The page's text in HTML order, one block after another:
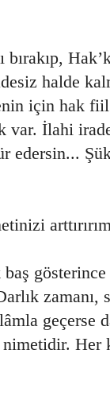
halde
için hak
var. İlahi
edersin...
zamanı,
geçerse
nimetidir.